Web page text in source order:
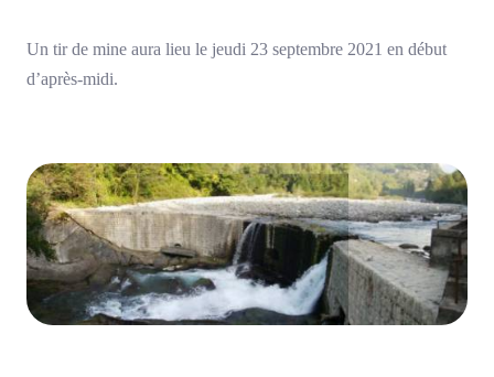
Un tir de mine aura lieu le jeudi 23 septembre 2021 en début
d’après-midi.